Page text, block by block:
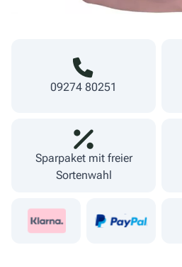
09274 80251
Sparpaket mit freier
Sortenwahl